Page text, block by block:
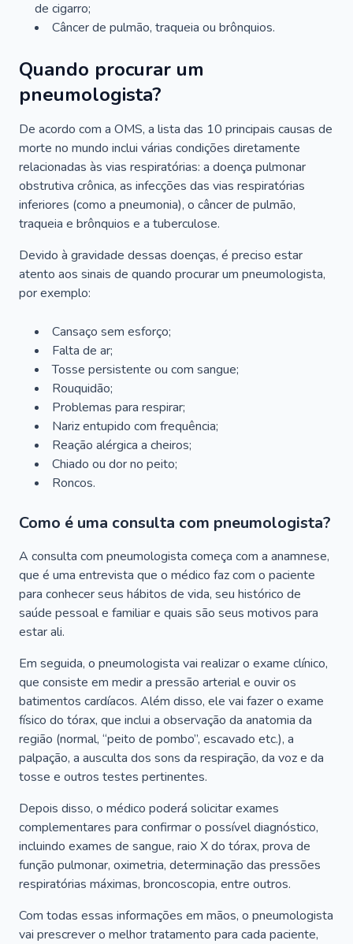
de cigarro;
Câncer de pulmão, traqueia ou brônquios.
Quando procurar um
pneumologista?
De acordo com a OMS, a lista das 10 principais causas de
morte no mundo inclui várias condições diretamente
relacionadas às vias respiratórias: a doença pulmonar
obstrutiva crônica, as infecções das vias respiratórias
inferiores (como a pneumonia), o câncer de pulmão,
traqueia e brônquios e a tuberculose.
Devido à gravidade dessas doenças, é preciso estar
atento aos sinais de quando procurar um pneumologista,
por exemplo:
Cansaço sem esforço;
Falta de ar;
Tosse persistente ou com sangue;
Rouquidão;
Problemas para respirar;
Nariz entupido com frequência;
Reação alérgica a cheiros;
Chiado ou dor no peito;
Roncos.
Como é uma consulta com pneumologista?
A consulta com pneumologista começa com a anamnese,
que é uma entrevista que o médico faz com o paciente
para conhecer seus hábitos de vida, seu histórico de
saúde pessoal e familiar e quais são seus motivos para
estar ali.
Em seguida, o pneumologista vai realizar o exame clínico,
que consiste em medir a pressão arterial e ouvir os
batimentos cardíacos. Além disso, ele vai fazer o exame
físico do tórax, que inclui a observação da anatomia da
região (normal, “peito de pombo”, escavado etc.), a
palpação, a ausculta dos sons da respiração, da voz e da
tosse e outros testes pertinentes.
Depois disso, o médico poderá solicitar exames
complementares para confirmar o possível diagnóstico,
incluindo exames de sangue, raio X do tórax, prova de
função pulmonar, oximetria, determinação das pressões
respiratórias máximas, broncoscopia, entre outros.
Com todas essas informações em mãos, o pneumologista
vai prescrever o melhor tratamento para cada paciente,